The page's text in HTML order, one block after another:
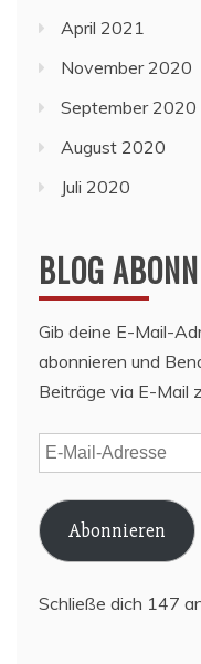
April 2021
November 2020
September 2020
August 2020
Juli 2020
BLOG
Gib deine E-Mail-
abonnieren und
Beiträge via E-Mail
E-
Mail-
Adresse
Abonnieren
Schließe dich 147